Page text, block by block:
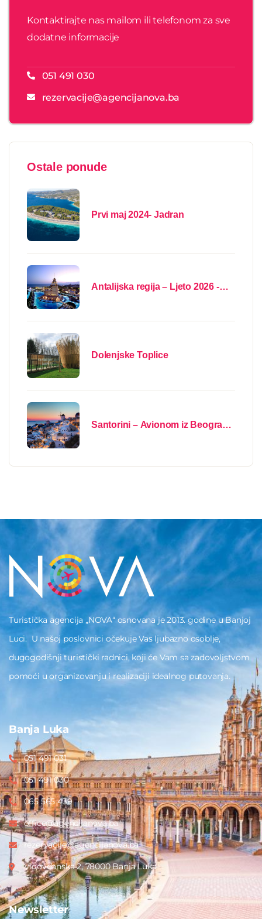
Kontaktirajte nas mailom ili telefonom za sve
dodatne informacije
051 491 030
rezervacije@agencijanova.ba
Ostale ponude
Prvi maj 2024- Jadran
Antalijska regija – Ljeto 2026 -
Dolenjske Toplice
Santorini – Avionom iz Beograda
Turistička agencija „NOVA“ osnovana je 2013. godine u Banjoj
Luci. U našoj poslovnici očekuje Vas ljubazno osoblje,
dugogodišnji turistički radnici, koji će Vam sa zadovoljstvom
pomoći u organizovanju i realizaciji idealnog putovanja.
Banja Luka
051 491 031
051 491 030
065 565 439
office@agencijanova.ba
rezervacije@agencijanova.ba
Vidovdanska 2, 78000 Banja Luka
Newsletter